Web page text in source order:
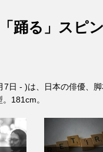
踊る」スピ
日 - )は、日本の俳優、
181cm。